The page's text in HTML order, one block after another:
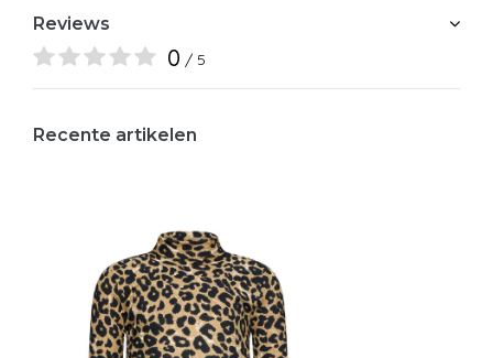
Reviews
0 / 5
Recente artikelen